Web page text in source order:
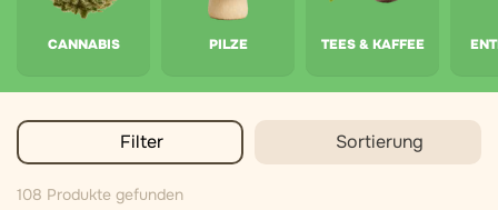
CANNABIS PILZE TEES & KAFFEE
Filter Sortierung
108 Produkte gefunden